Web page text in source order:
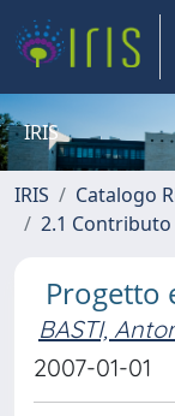
IRIS
IRIS Catalogo
2.1
Progetto
BASTI,
2007-01-01